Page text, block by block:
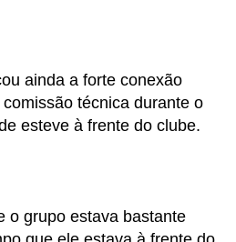
ainda a forte conexão
técnica durante o
esteve à frente do clube.
o grupo estava bastante